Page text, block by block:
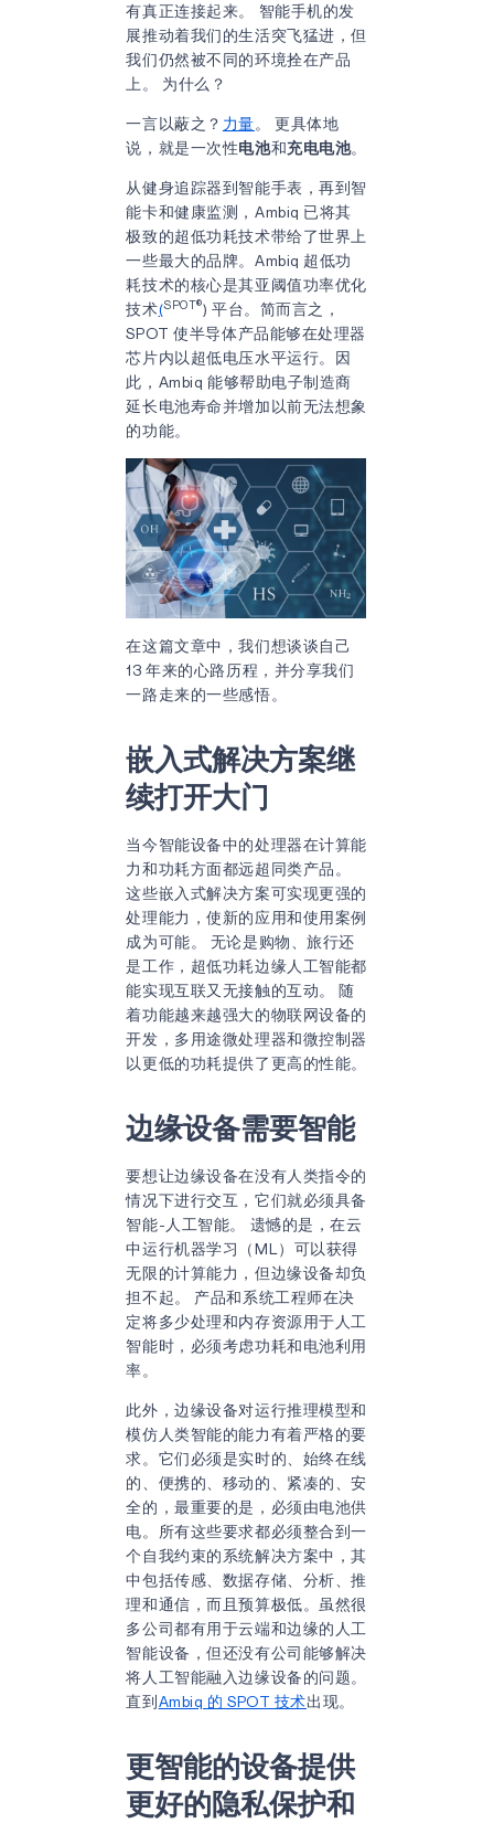
有真正连接起来。 智能手机的发
展推动着我们的生活突飞猛进，但
我们仍然被不同的环境拴在产品
上。 为什么？
一言以蔽之？ 力量。 更具体地
说，就是一次性电池和充电电池。
从健身追踪器到智能手表，再到智
能卡和健康监测，Ambiq 已将其
极致的超低功耗技术带给了世界上
一些最大的品牌。Ambiq 超低功
耗技术的核心是其亚阈值功率优化
技术(SPOT®) 平台。简而言之，
SPOT 使半导体产品能够在处理器
芯片内以超低电压水平运行。因
此，Ambiq 能够帮助电子制造商
延长电池寿命并增加以前无法想象
的功能。
在这篇文章中，我们想谈谈自己
13 年来的心路历程，并分享我们
一路走来的一些感悟。
嵌入式解决方案继
续打开大门
当今智能设备中的处理器在计算能
力和功耗方面都远超同类产品。
这些嵌入式解决方案可实现更强的
处理能力，使新的应用和使用案例
成为可能。 无论是购物、旅行还
是工作，超低功耗边缘人工智能都
能实现互联又无接触的互动。 随
着功能越来越强大的物联网设备的
开发，多用途微处理器和微控制器
以更低的功耗提供了更高的性能。
边缘设备需要智能
要想让边缘设备在没有人类指令的
情况下进行交互，它们就必须具备
智能-人工智能。 遗憾的是，在云
中运行机器学习（ML）可以获得
无限的计算能力，但边缘设备却负
担不起。 产品和系统工程师在决
定将多少处理和内存资源用于人工
智能时，必须考虑功耗和电池利用
率。
此外，边缘设备对运行推理模型和
模仿人类智能的能力有着严格的要
求。它们必须是实时的、始终在线
的、便携的、移动的、紧凑的、安
全的，最重要的是，必须由电池供
电。所有这些要求都必须整合到一
个自我约束的系统解决方案中，其
中包括传感、数据存储、分析、推
理和通信，而且预算极低。虽然很
多公司都有用于云端和边缘的人工
智能设备，但还没有公司能够解决
将人工智能融入边缘设备的问题。
直到Ambiq 的 SPOT 技术出现。
更智能的设备提供
更好的隐私保护和